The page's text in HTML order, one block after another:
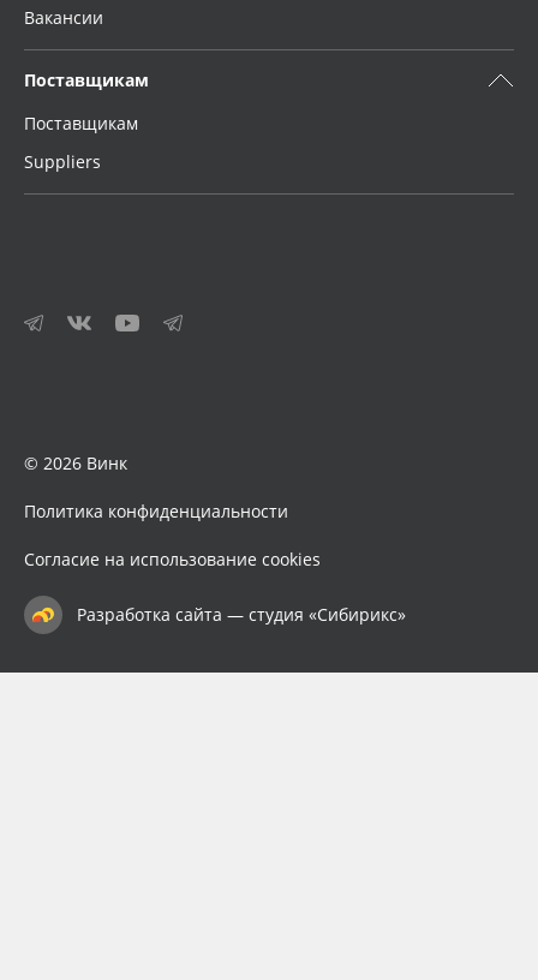
Вакансии
Поставщикам
Поставщикам
Suppliers
© 2026 Винк
Политика конфиденциальности
Согласие на использование cookies
Разработка сайта — студия «Сибирикс»